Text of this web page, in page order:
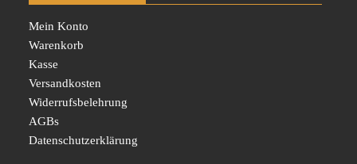
Mein Konto
Warenkorb
Kasse
Versandkosten
Widerrufsbelehrung
AGBs
Datenschutzerklärung